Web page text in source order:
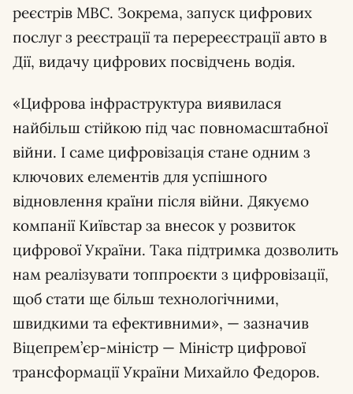
реєстрів МВС. Зокрема, запуск цифрових
послуг з реєстрації та перереєстрації авто в
Дії, видачу цифрових посвідчень водія.
«Цифрова інфраструктура виявилася
найбільш стійкою під час повномасштабної
війни. І саме цифровізація стане одним з
ключових елементів для успішного
відновлення країни після війни. Дякуємо
компанії Київстар за внесок у розвиток
цифрової України. Така підтримка дозволить
нам реалізувати топпроєкти з цифровізації,
щоб стати ще більш технологічними,
швидкими та ефективними», — зазначив
Віцепрем’єр-міністр — Міністр цифрової
трансформації України Михайло Федоров.